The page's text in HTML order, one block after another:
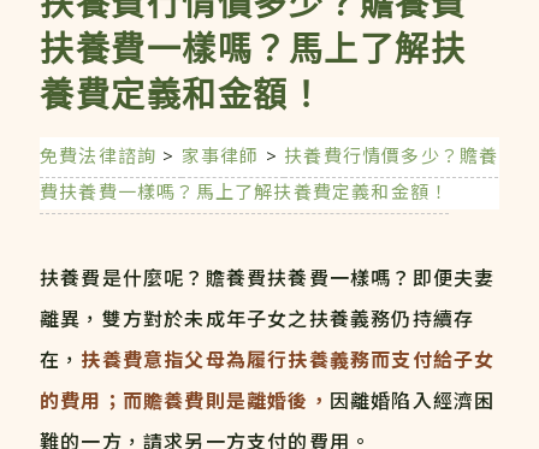
扶養費一樣嗎？馬上了解扶
養費定義和金額！
免費法律諮詢 > 家事律師 > 扶養費行情價多少？贍養
費扶養費一樣嗎？馬上了解扶養費定義和金額！
扶養費是什麼呢？贍養費扶養費一樣嗎？即便夫妻
離異，雙方對於未成年子女之扶養義務仍持續存
在， 扶養費意指父母為履行扶養義務而支付給子女
的費用；而贍養費則是離婚後， 因離婚陷入經濟困
難的一方，請求另一方支付的費用。